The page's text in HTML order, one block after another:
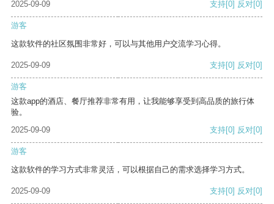
2025-09-09
支持[0] 反对[0]
游客
这款软件的社区氛围非常好，可以与其他用户交流学习心得。
2025-09-09 支持[0] 反对[0]
游客
这款app的酒店、餐厅推荐非常有用，让我能够享受到高品质的旅行体
验。
2025-09-09
支持[0] 反对[0]
游客
这款软件的学习方式非常灵活，可以根据自己的需求选择学习方式。
2025-09-09 支持[0] 反对[0]